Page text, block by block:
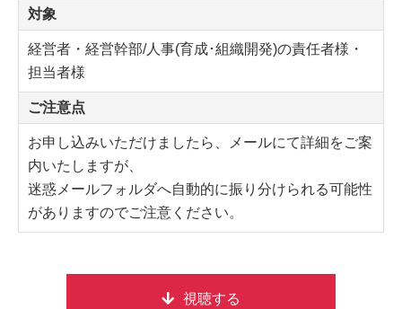
対象
経営者・経営幹部/人事(育成･組織開発)の責任者様・
担当者様
ご注意点
お申し込みいただけましたら、メールにて詳細をご案
内いたしますが、
迷惑メールフォルダへ自動的に振り分けられる可能性
がありますのでご注意ください。
視聴する